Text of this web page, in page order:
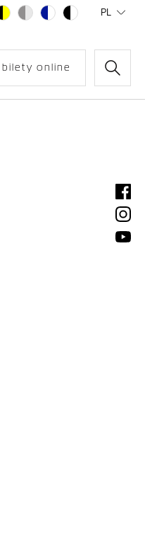
PL
bilety online